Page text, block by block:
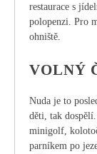
restaurace s
polopenzi. Pro
ohniště.
VOLNÝ
Nuda je to
děti, tak dospělí.
minigolf,
parníkem po